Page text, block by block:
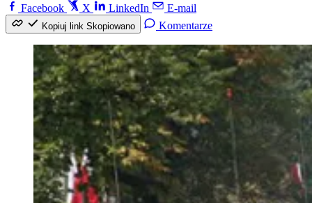
Facebook
X LinkedIn E-mail
Kopiuj link Skopiowano Komentarze